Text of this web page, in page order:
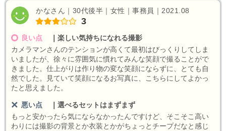
かなさん｜30代後半｜女性｜事務員｜2021.08
3
良い点
楽しい気持ちになれる撮影
カメラマンさんのテンションが高くて最初はびっくりしてしま
いましたが、徐々に雰囲気に慣れてみんな笑顔で撮ることがで
きました。仕上がりは作り物の変な笑顔にならずに、とても自
然でした。見ていて笑顔になるお写真に、こちらにしてよかっ
たと思えました。
悪い点
選べるセットはまずまず
もっと安かったら気にならなかったんですけど、そこそこ高い
わりには撮影の背景とか衣装とかがちょっとチープだなと感じ